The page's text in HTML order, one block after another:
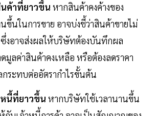
นค้าที่ยาวขึ้น หากสินค้าคงค้างของ
ขึ้นในการขาย อาจบ่งชี้ว่าสินค้าขายไม่
งอาจส่งผลให้บริษัทต้องบันทึกผล
มูลค่าสินค้าคงเหลือ หรือต้องลดราคา
ระทบต่ออัตรากำไรขั้นต้น
หนี้ที่ยาวขึ้น หากบริษัทใช้เวลานานขึ้น